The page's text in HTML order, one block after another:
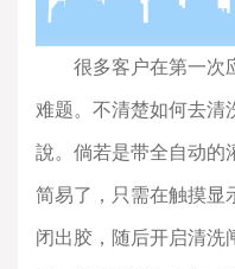
很多客户在第一次
难题。不清楚如何去清
說。倘若是带全自动的
简易了，只需在触摸显
闭出胶，随后开启清洗